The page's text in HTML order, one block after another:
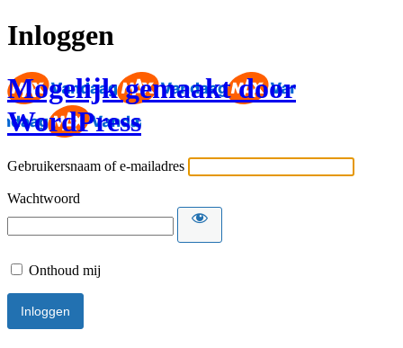
Inloggen
Mogelijk gemaakt door
WordPress
Gebruikersnaam of e-mailadres
Wachtwoord
Onthoud mij